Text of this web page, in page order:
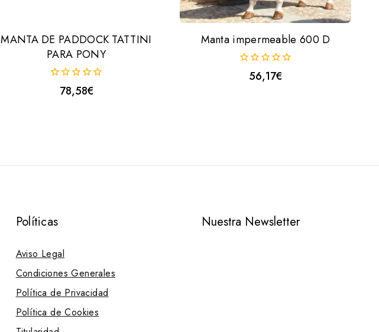
MANTA DE PADDOCK TATTINI
PARA PONY
78,58€
Manta impermeable 600 D
56,17€
Políticas
Aviso Legal
Condiciones Generales
Política de Privacidad
Política de Cookies
Nuestra Newsletter